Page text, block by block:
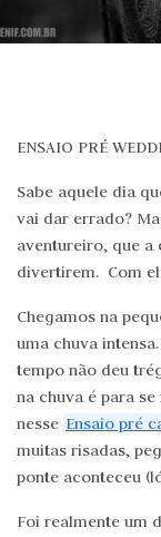
ENSAIO PRÉ
Sabe aquele dia
vai dar errado?
aventureiro, que a
divertirem. Com
Chegamos na
uma chuva
tempo não deu
na chuva é para
nesse Ensaio pré
muitas risadas,
ponte aconteceu
Foi realmente um